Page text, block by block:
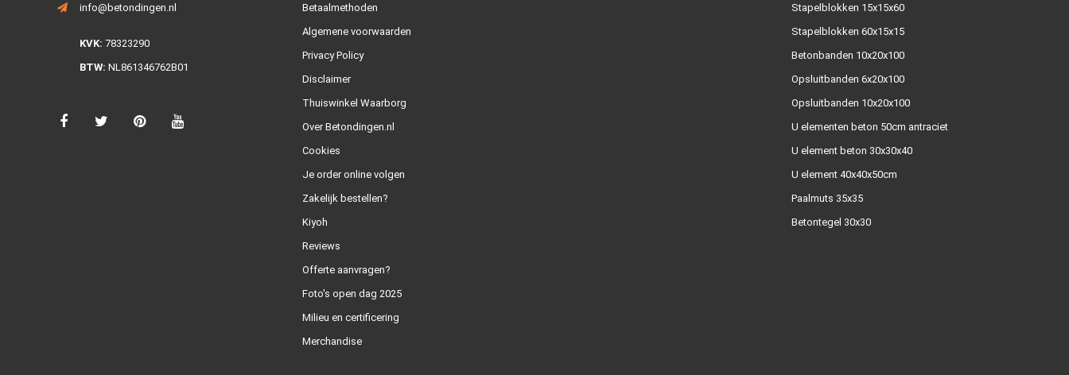
info@betondingen.nl
KVK: 78323290
BTW: NL861346762B01
Betaalmethoden
Algemene voorwaarden
Privacy Policy
Disclaimer
Thuiswinkel Waarborg
Over Betondingen.nl
Cookies
Je order online volgen
Zakelijk bestellen?
Kiyoh
Reviews
Offerte aanvragen?
Foto's open dag 2025
Milieu en certificering
Merchandise
Stapelblokken 15x15x60
Stapelblokken 60x15x15
Betonbanden 10x20x100
Opsluitbanden 6x20x100
Opsluitbanden 10x20x100
U elementen beton 50cm antraciet
U element beton 30x30x40
U element 40x40x50cm
Paalmuts 35x35
Betontegel 30x30